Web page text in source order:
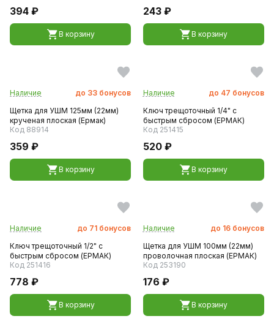
394 ₽
В корзину
243 ₽
В корзину
Наличие до 33 бонусов
Щетка для УШМ 125мм (22мм)
крученая плоская (Ермак)
Код 88914
359 ₽
В корзину
Наличие до 47 бонусов
Ключ трещоточный 1/4" с
быстрым сбросом (ЕРМАК)
Код 251415
520 ₽
В корзину
Наличие до 71 бонусов
Ключ трещоточный 1/2" с
быстрым сбросом (ЕРМАК)
Код 251416
778 ₽
В корзину
Наличие до 16 бонусов
Щетка для УШМ 100мм (22мм)
проволочная плоская (ЕРМАК)
Код 253190
176 ₽
В корзину